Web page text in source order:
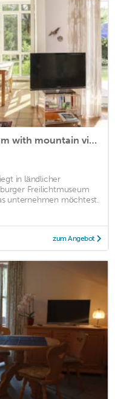
Sunny 1-room apartment 42 sqm with mountain views, terrace and garden
in ländlicher
Freilichtmuseum
unternehmen möchtest.
zum Angebot